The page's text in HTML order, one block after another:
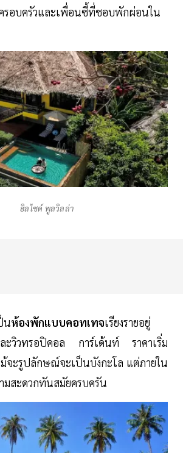
รอบครัวและเพื่อนซี้ที่ชอบพักผ่อนใน
ฮิลไซด์ พูลวิลล่า
นห้องพักแบบคอทเทจเรียงรายอยู่
ละวิวทรอปิคอล การ์เด้นท์ ราคาเริ่ม
จะรูปลักษณ์จะเป็นบังกะโล แต่ภายใน
มสะดวกทันสมัยครบครัน